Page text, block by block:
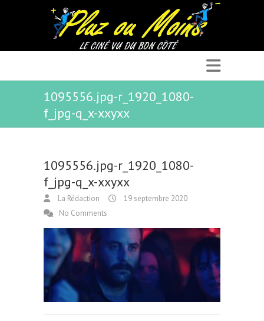
1095556.jpg-r_1920_1080-
f_jpg-q_x-xxyxx
1095556.jpg-r_1920_1080-
f_jpg-q_x-xxyxx
La Rédaction
19 septembre 2020
No Comments